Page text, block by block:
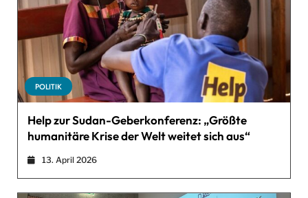
POLITIK
Help zur Sudan-Geberkonferenz: „Größte
humanitäre Krise der Welt weitet sich aus“
13. April 2026